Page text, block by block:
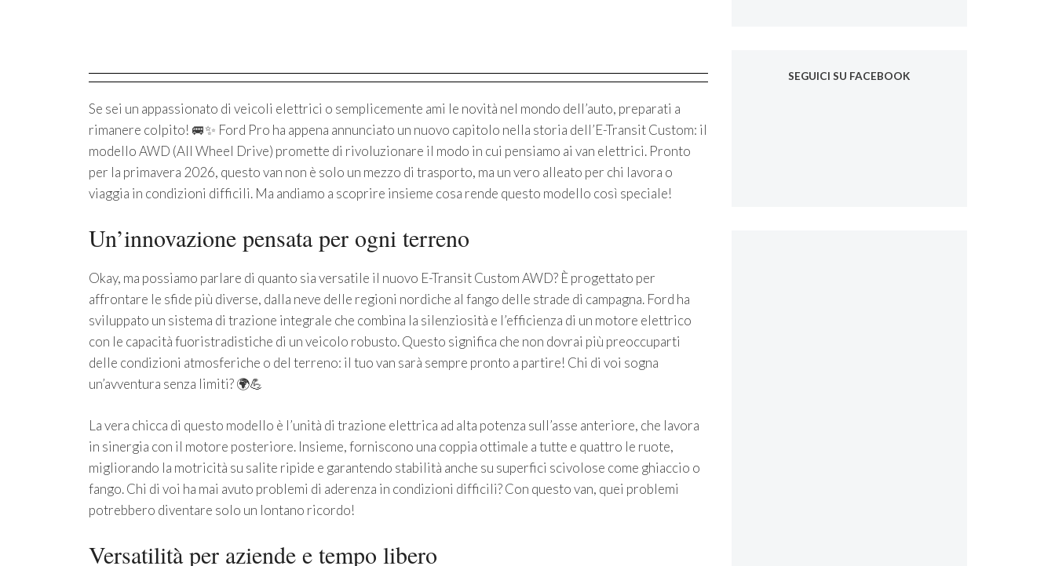
Se sei un appassionato di veicoli elettrici o semplicemente ami le novità nel mondo dell’auto, preparati a
rimanere colpito! 🚐✨ Ford Pro ha appena annunciato un nuovo capitolo nella storia dell’E-Transit Custom: il
modello AWD (All Wheel Drive) promette di rivoluzionare il modo in cui pensiamo ai van elettrici. Pronto
per la primavera 2026, questo van non è solo un mezzo di trasporto, ma un vero alleato per chi lavora o
viaggia in condizioni difficili. Ma andiamo a scoprire insieme cosa rende questo modello così speciale!
Un’innovazione pensata per ogni terreno
Okay, ma possiamo parlare di quanto sia versatile il nuovo E-Transit Custom AWD? È progettato per
affrontare le sfide più diverse, dalla neve delle regioni nordiche al fango delle strade di campagna. Ford ha
sviluppato un sistema di trazione integrale che combina la silenziosità e l’efficienza di un motore elettrico
con le capacità fuoristradistiche di un veicolo robusto. Questo significa che non dovrai più preoccuparti
delle condizioni atmosferiche o del terreno: il tuo van sarà sempre pronto a partire! Chi di voi sogna
un’avventura senza limiti? 🌍💪
La vera chicca di questo modello è l’unità di trazione elettrica ad alta potenza sull’asse anteriore, che lavora
in sinergia con il motore posteriore. Insieme, forniscono una coppia ottimale a tutte e quattro le ruote,
migliorando la motricità su salite ripide e garantendo stabilità anche su superfici scivolose come ghiaccio o
fango. Chi di voi ha mai avuto problemi di aderenza in condizioni difficili? Con questo van, quei problemi
potrebbero diventare solo un lontano ricordo!
Versatilità per aziende e tempo libero
SEGUICI SU FACEBOOK